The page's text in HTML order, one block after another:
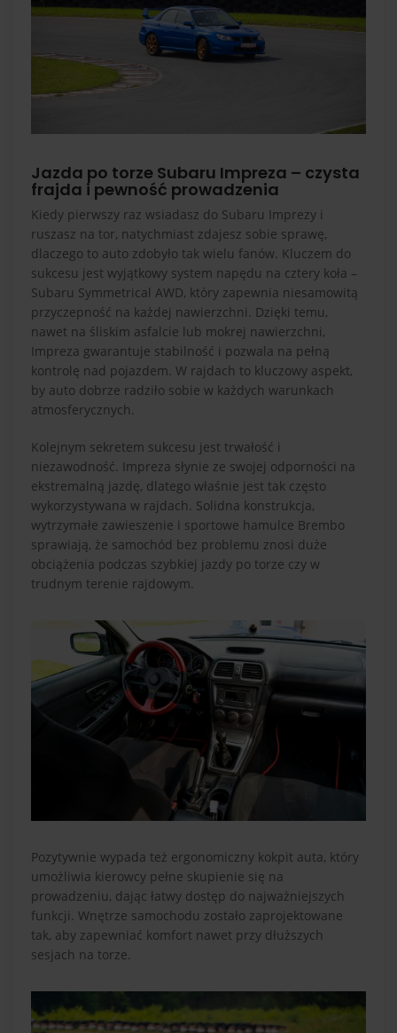
Jazda po torze Subaru Impreza – czysta
frajda i pewność prowadzenia
Kiedy pierwszy raz wsiadasz do Subaru Imprezy i
ruszasz na tor, natychmiast zdajesz sobie sprawę,
dlaczego to auto zdobyło tak wielu fanów. Kluczem do
sukcesu jest wyjątkowy system napędu na cztery koła –
Subaru Symmetrical AWD, który zapewnia niesamowitą
przyczepność na każdej nawierzchni. Dzięki temu,
nawet na śliskim asfalcie lub mokrej nawierzchni,
Impreza gwarantuje stabilność i pozwala na pełną
kontrolę nad pojazdem. W rajdach to kluczowy aspekt,
by auto dobrze radziło sobie w każdych warunkach
atmosferycznych.
Kolejnym sekretem sukcesu jest trwałość i
niezawodność. Impreza słynie ze swojej odporności na
ekstremalną jazdę, dlatego właśnie jest tak często
wykorzystywana w rajdach. Solidna konstrukcja,
wytrzymałe zawieszenie i sportowe hamulce Brembo
sprawiają, że samochód bez problemu znosi duże
obciążenia podczas szybkiej jazdy po torze czy w
trudnym terenie rajdowym.
Pozytywnie wypada też ergonomiczny kokpit auta, który
umożliwia kierowcy pełne skupienie się na
prowadzeniu, dając łatwy dostęp do najważniejszych
funkcji. Wnętrze samochodu zostało zaprojektowane
tak, aby zapewniać komfort nawet przy dłuższych
sesjach na torze.